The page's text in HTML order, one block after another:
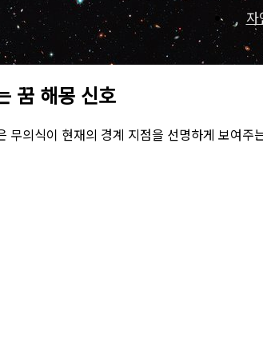
자
꿈 해몽 신호
무의식이 현재의 경계 지점을 선명하게 보여